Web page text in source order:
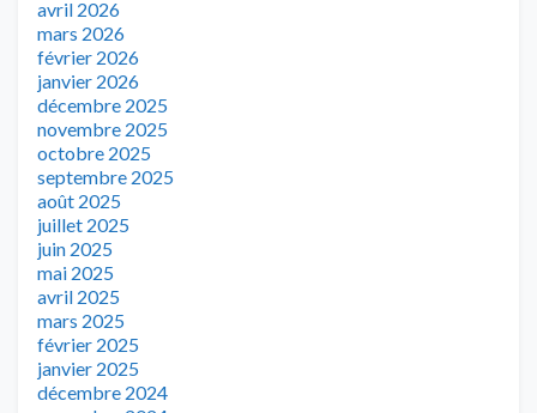
avril 2026
mars 2026
février 2026
janvier 2026
décembre 2025
novembre 2025
octobre 2025
septembre 2025
août 2025
juillet 2025
juin 2025
mai 2025
avril 2025
mars 2025
février 2025
janvier 2025
décembre 2024